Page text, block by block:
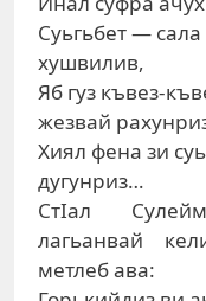
Суьгьбет —
хушвилив,
Яб гуз къвез-
жезвай
Хиял фена зи
дугунриз…
СтIал
лагьанвай
метлеб ава: